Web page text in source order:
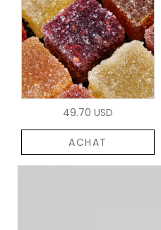
49.70 USD
ACHAT